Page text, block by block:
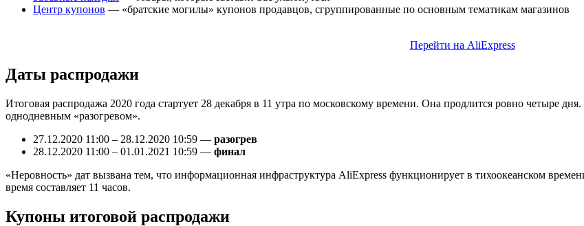
Центр купонов — «братские могилы» купонов продавцов, сгруппированные по основным тематикам магазинов
Перейти на AliExpress
Даты распродажи
Итоговая распродажа 2020 года стартует 28 декабря в 11 утра по московскому времени. Она продлится ровно четыре
однодневным «разогревом».
27.12.2020 11:00 – 28.12.2020 10:59 — разогрев
28.12.2020 11:00 – 01.01.2021 10:59 — финал
«Неровность» дат вызвана тем, что информационная инфраструктура AliExpress функционирует в тихоокеанском
время составляет 11 часов.
Купоны итоговой распродажи